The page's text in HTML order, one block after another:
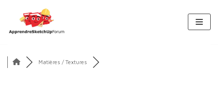
Matières / Textures